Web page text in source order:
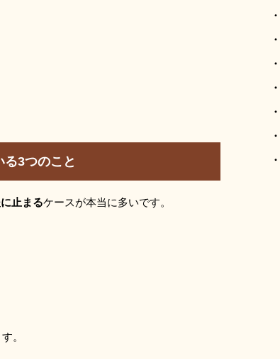
3つのこと
止まるケースが本当に多いです。
。